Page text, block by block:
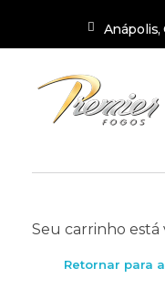
Anápolis,
Seu carrinho está
Retornar para